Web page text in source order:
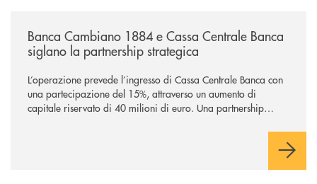
Banca Cambiano 1884 e Cassa Centrale Banca
siglano la partnership strategica
L’operazione prevede l’ingresso di Cassa Centrale Banca con
una partecipazione del 15%, attraverso un aumento di
capitale riservato di 40 milioni di euro. Una partnership
comuni e sulla prossimità ai territori, per ampliare l’offerta e